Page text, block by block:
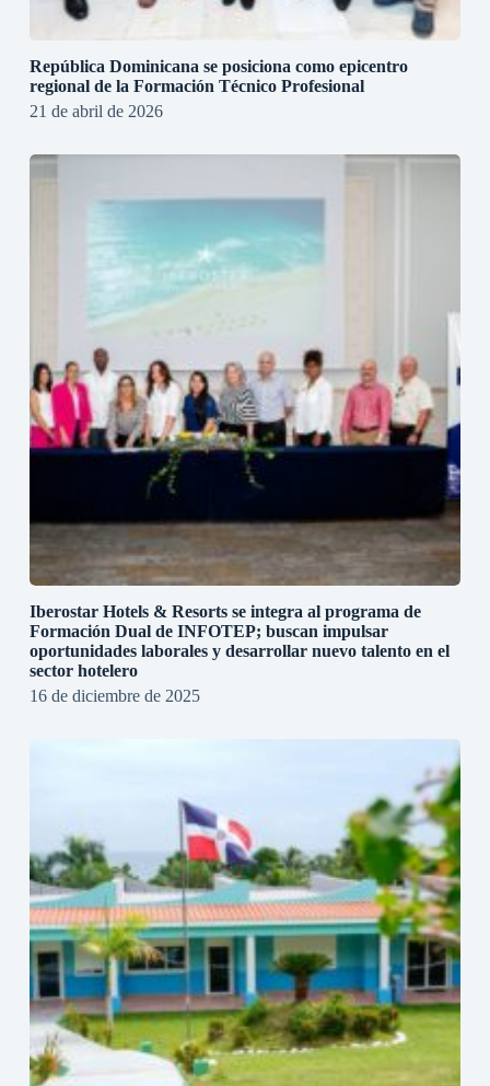
República Dominicana se posiciona como epicentro
regional de la Formación Técnico Profesional
21 de abril de 2026
Iberostar Hotels & Resorts se integra al programa de
Formación Dual de INFOTEP; buscan impulsar
oportunidades laborales y desarrollar nuevo talento en el
sector hotelero
16 de diciembre de 2025